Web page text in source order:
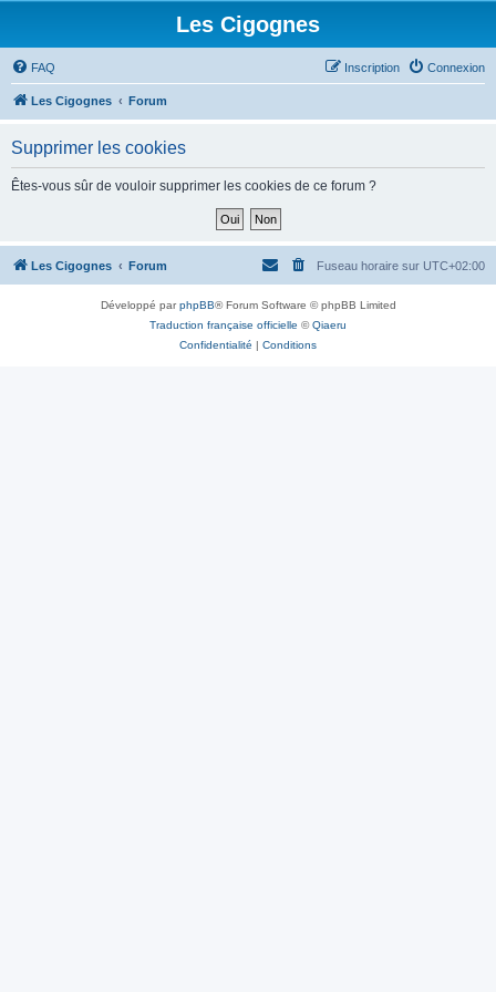
Les Cigognes
FAQ Connexion
Inscription
Les Cigognes Forum
Supprimer les cookies
Êtes-vous sûr de vouloir supprimer les cookies de ce forum ?
Les Cigognes Forum Fuseau horaire sur UTC+02:00
Développé parphpBB® Forum Software © phpBB Limited
Traduction française officielle ©Qiaeru
Confidentialité | Conditions